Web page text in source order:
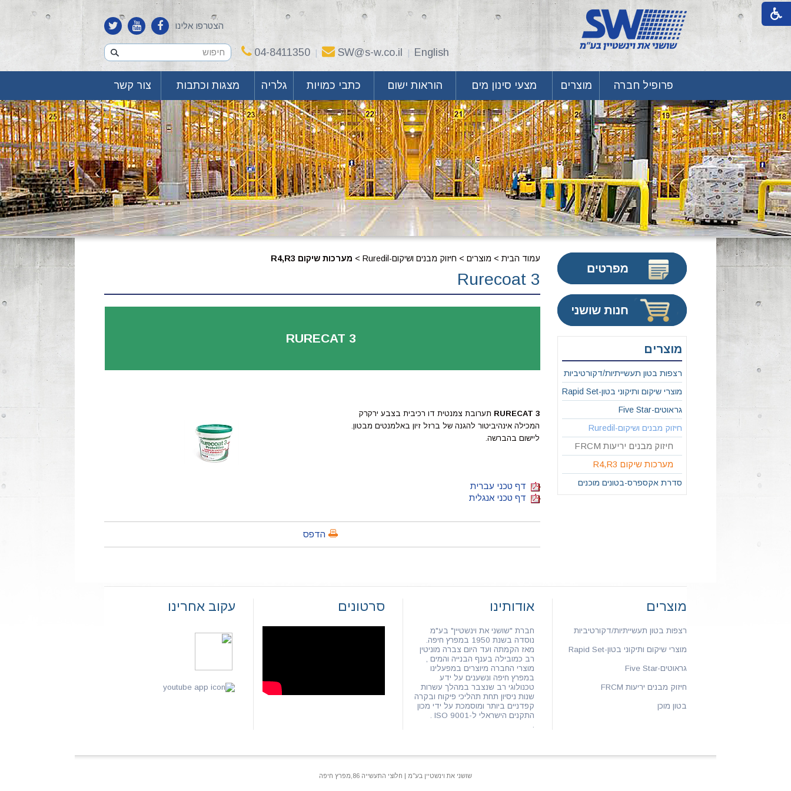
הצטרפו אלינו
04-8411350 | SW@s-w.co.il | English
פרופיל חברה מוצרים מצעי סינון מים הוראות ישום כתבי כמויות גלריה מצגות וכתבות צור קשר
עמוד הבית > מוצרים > חיזוק מבנים ושיקום-Ruredil > מערכות שיקום R4,R3
Rurecoat 3
RURECAT 3
RURECAT 3 תערובת צמנטית דו רכיבית בצבע ירקרק
המכילה אינהיביטור להגנה של ברזל זיון באלמנטים מבטון.
ליישום בהברשה.
דף טכני עברית
דף טכני אנגלית
הדפס
מוצרים
רצפות בטון תעשייתיות/דקורטיביות
מוצרי שיקום ותיקוני בטון-Rapid Set
גראוטים-Five Star
חיזוק מבנים ושיקום-Ruredil
חיזוק מבנים יריעות FRCM
מערכות שיקום R4,R3
סדרת אקספרס-בטונים מוכנים
מוצרים
רצפות בטון תעשייתיות/דקורטיביות
מוצרי שיקום ותיקוני בטון-Rapid Set
גראוטים-Five Star
חיזוק מבנים יריעות FRCM
בטון מוכן
אודותינו
חברת "שושני את וינשטיין" בע"מ
נוסדה בשנת 1950 במפרץ חיפה.
מאז הקמתה ועד היום צברה מוניטין
רב כמובילה בענף הבנייה והמים ,
מוצרי החברה מיוצרים במפעלינו
במפרץ חיפה ונשענים על ידע
טכנולוגי רב שנצבר במהלך עשרות
שנות ניסיון תחת תהליכי פיקוח ובקרה
קפדניים ביותר ומוסמכת על ידי מכון
התקנים הישראלי ל-ISO 9001 .
.
סרטונים עקוב אחרינו
שושני את וינשטיין בע"מ | חלוצי התעשייה 86,מפרץ חיפה